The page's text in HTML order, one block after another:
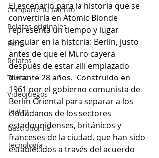
Comparte tu talento
Relatos originales
Extra
Relatos
Trivias
Videojuegos
Teatro
Gastronomía
Tecnología
El escenario para la historia que se
convertiría en Atomic Blonde
representa un tiempo y lugar
singular en la historia: Berlín, justo
antes de que el Muro cayera
después de estar allí emplazado
durante 28 años.  Construido en
1961 por el gobierno comunista de
Berlín Oriental para separar a los
ciudadanos de los sectores
estadounidenses, británicos y
franceses de la ciudad, que han sido
establecidos a través del acuerdo